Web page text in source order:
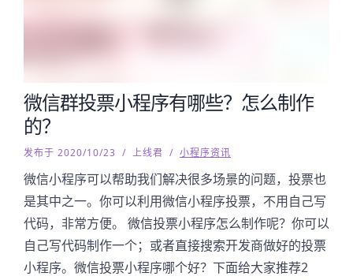
微信群投票小程序有哪些？怎么制作
的？
发布于 2020/10/23 / 上线君 / 小程序资讯
微信小程序可以帮助我们解决很多场景的问题，投票也
是其中之一。你可以利用微信小程序投票，不用自己写
代码，非常方便。 微信投票小程序怎么制作呢？你可以
自己写代码制作一个；或者直接搜索开发商做好的投票
小程序。微信投票小程序哪个好？下面给大家推荐2